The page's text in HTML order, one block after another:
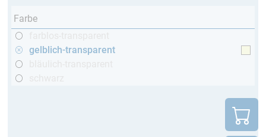
Farbe
gelblich-transparent